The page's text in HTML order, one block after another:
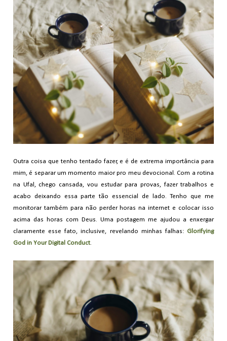
Outra coisa que tenho tentado fazer, e é de extrema importância para
mim, é separar um momento maior pro meu devocional. Com a rotina
na Ufal, chego cansada, vou estudar para provas, fazer trabalhos e
acabo deixando essa parte tão essencial de lado. Tenho que me
monitorar também para não perder horas na internet e colocar isso
acima das horas com Deus. Uma postagem me ajudou a enxergar
claramente esse fato, inclusive, revelando minhas falhas: Glorifying
God in Your Digital Conduct.